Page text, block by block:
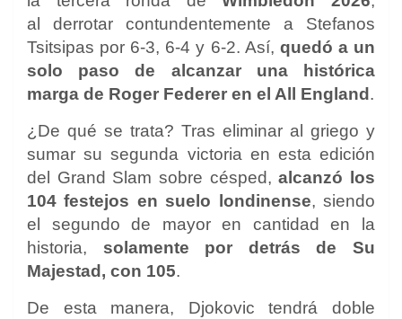
al derrotar contundentemente a Stefanos
Tsitsipas por 6-3, 6-4 y 6-2. Así, quedó a un
solo paso de alcanzar una histórica
marga de Roger Federer en el All England .
¿De qué se trata? Tras eliminar al griego y
sumar su segunda victoria en esta edición
del Grand Slam sobre césped,alcanzó los
104 festejos en suelo londinense, siendo
el segundo de mayor en cantidad en la
historia, solamente por detrás de Su
Majestad, con 105.
De esta manera, Djokovic tendrá doble